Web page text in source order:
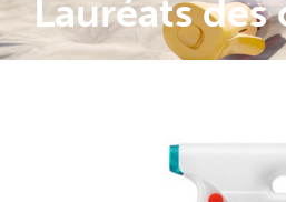
LauréatsAir